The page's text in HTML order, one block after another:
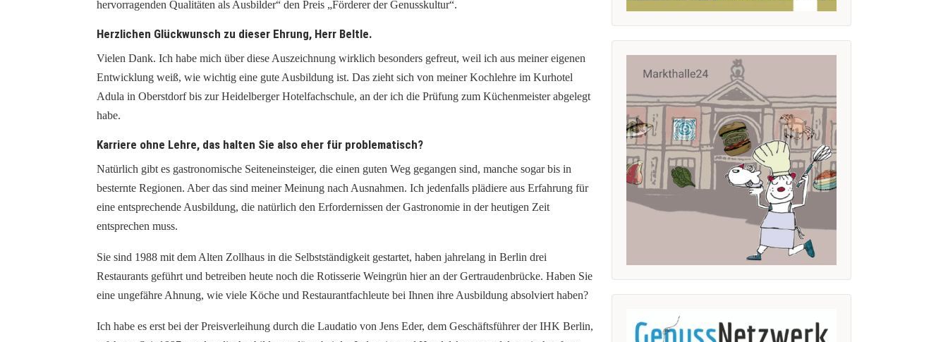
hervorragenden Qualitäten als Ausbilder“ den Preis „Förderer der Genusskultur“.
Herzlichen Glückwunsch zu dieser Ehrung, Herr Beltle.
Vielen Dank. Ich habe mich über diese Auszeichnung wirklich besonders gefreut, weil ich aus meiner eigenen
Entwicklung weiß, wie wichtig eine gute Ausbildung ist. Das zieht sich von meiner Kochlehre im Kurhotel
Adula in Oberstdorf bis zur Heidelberger Hotelfachschule, an der ich die Prüfung zum Küchenmeister abgelegt
habe.
Karriere ohne Lehre, das halten Sie also eher für problematisch?
Natürlich gibt es gastronomische Seiteneinsteiger, die einen guten Weg gegangen sind, manche sogar bis in
besternte Regionen. Aber das sind meiner Meinung nach Ausnahmen. Ich jedenfalls plädiere aus Erfahrung für
eine entsprechende Ausbildung, die natürlich den Erfordernissen der Gastronomie in der heutigen Zeit
entsprechen muss.
Sie sind 1988 mit dem Alten Zollhaus in die Selbstständigkeit gestartet, haben jahrelang in Berlin drei
Restaurants geführt und betreiben heute noch die Rotisserie Weingrün hier an der Gertraudenbrücke. Haben Sie
eine ungefähre Ahnung, wie viele Köche und Restaurantfachleute bei Ihnen ihre Ausbildung absolviert haben?
Ich habe es erst bei der Preisverleihung durch die Laudatio von Jens Eder, dem Geschäftsführer der IHK Berlin,